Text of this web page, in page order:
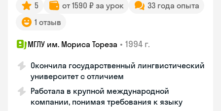
5 от 1590 ₽ за урок
33 года опыта
1 отзыв
МГЛУ им. Мориса Тореза • 1994 г.
Окончила государственный лингвистический
университет с отличием
Работала в крупной международной
компании, понимая требования к языку